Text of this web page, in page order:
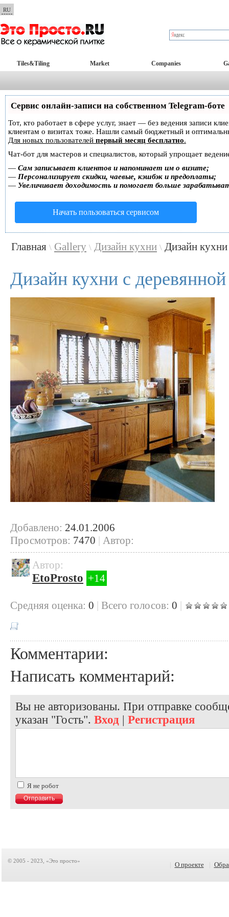
RU
Tiles&Tiling Market Companies
Сервис онлайн-записи на собственном Telegram-боте
Тот, кто работает в сфере услуг, знает — без ведения записи
клиентам о визитах тоже. Нашли самый бюджетный и
Для новых пользователей первый месяц бесплатно.
Чат-бот для мастеров и специалистов, который упрощает
— Сам записывает клиентов и напоминает им о визите;
— Персонализирует скидки, чаевые, кэшбэк и предоплаты;
— Увеличивает доходимость и помогает больше
Начать пользоваться сервисом
Главная \ Gallery \ Дизайн кухни \ Дизайн
Дизайн кухни с
Добавлено: 24.01.2006
Просмотров: 7470 | Автор:
Автор:
EtoProsto +14
Cредняя оценка: 0 | Всего голосов: 0 |
Комментарии:
Написать комментарий:
Вы не авторизованы. При отправке
указан "Гость". Вход | Регистрация
Я не робот
© 2005 - 2023, «Это просто» О проекте